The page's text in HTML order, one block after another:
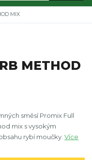
MIX
METHOD
směsí Promix Full
mix s vysokým
rybí moučky. Více